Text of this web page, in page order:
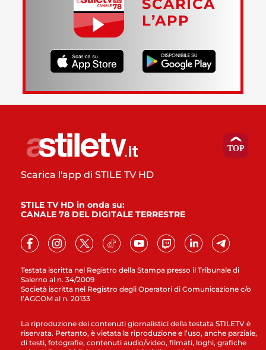
SCARICA
L’APP
Testata iscritta nel Registro della Stampa presso il Tribunale di
Salerno al n. 34/2009
Società iscritta nel Registro degli Operatori di Comunicazione c/o
l’AGCOM al n. 20133
Scarica l'app di STILE TV HD
STILE TV HD in onda su:
CANALE 78 DEL DIGITALE TERRESTRE
La riproduzione dei contenuti giornalistici della testata STILETV è
riservata. Pertanto, è vietata la riproduzione e l’uso, anche parziale,
di testi, fotografie, contenuti audio/video, filmati, loghi, grafiche